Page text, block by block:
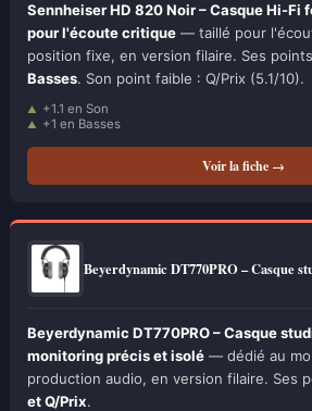
Sennheiser HD 820 Noir – Casque Hi-Fi
pour l'écoute critique — taillé pour
position fixe, en version filaire. Ses
Basses. Son point faible : Q/Prix (5.1/10).
+1.1 en Son
+1 en Basses
Voir la fiche →
Beyerdynamic DT770PRO – Casque
Beyerdynamic DT770PRO – Casque
monitoring précis et isolé — dédié au
production audio, en version filaire. Ses
et Q/Prix.